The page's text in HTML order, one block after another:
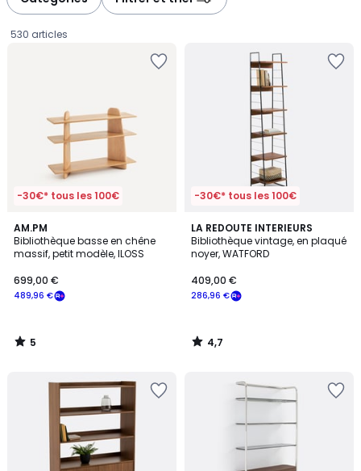
530 articles
-30€* tous les 100€
AM.PM
Bibliothèque basse en chêne
massif, petit modèle, ILOSS
€
souscrivez
notre
programme
489,96
489,96 €
699,00 €
5
/
5
5
/
-30€* tous les 100€
LA REDOUTE INTERIEURS
Bibliothèque vintage, en plaqué
noyer, WATFORD
286,96 €
409,00 €
4,7
/ 5
4,7
/